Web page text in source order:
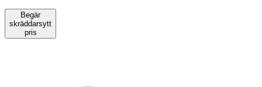
Begär
skräddarsytt
pris